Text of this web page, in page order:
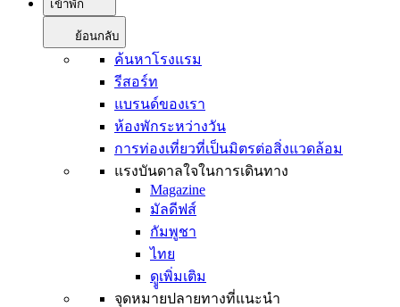
เข้าพัก
ย้อนกลับ
ค้นหาโรงแรม
รีสอร์ท
แบรนด์ของเรา
ห้องพักระหว่างวัน
การท่องเที่ยวที่เป็นมิตรต่อสิ่งแวดล้อม
แรงบันดาลใจในการเดินทาง
Magazine
มัลดีฟส์
กัมพูชา
ไทย
ดููเพิ่มเติม
จุดหมายปลายทางที่แนะนำ